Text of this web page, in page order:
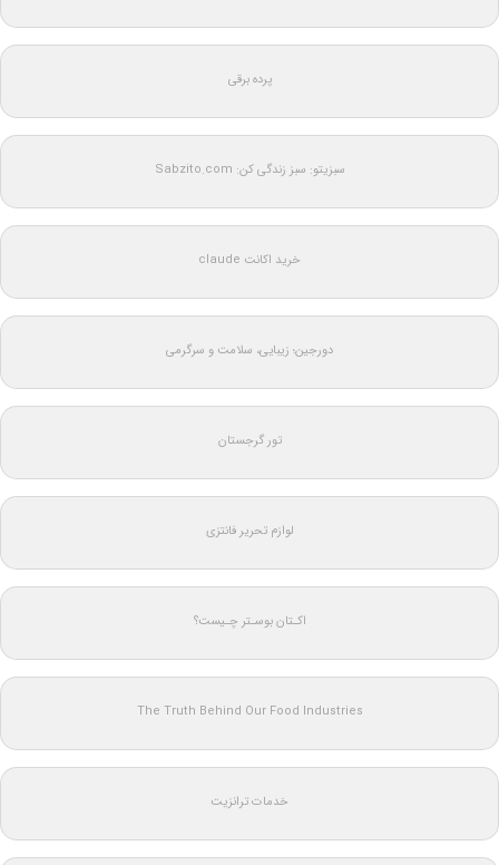
پرده برقی
سبزیتو: سبز زندگی کن: Sabzito.com
خرید اکانت claude
دورجین؛ زیبایی، سلامت و سرگرمی
تور گرجستان
لوازم تحریر فانتزی
اکـتان بوسـتر چـیست؟
The Truth Behind Our Food Industries
خدمات ترانزیت